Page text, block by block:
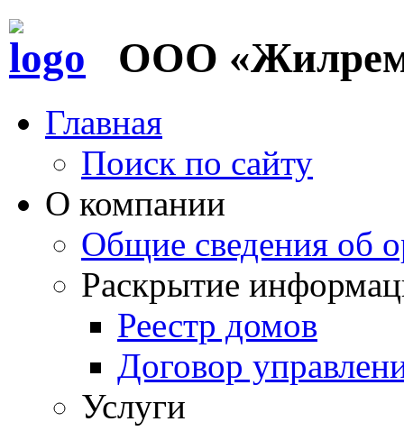
ООО
Главная
Поиск по сайту
О компании
Общие сведения об
Раскрытие
Реестр домов
Договор
Услуги